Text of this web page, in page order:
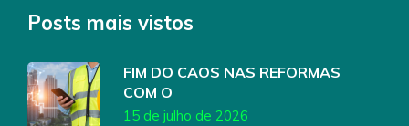
Posts mais vistos
FIM DO CAOS NAS REFORMAS
COM O
15 de julho de 2026